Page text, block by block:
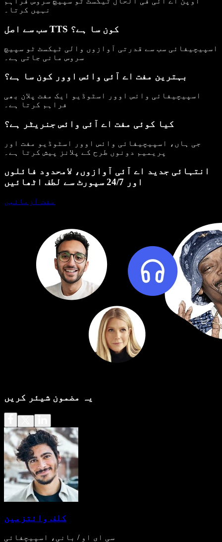
نہیں کرتا۔
سب سے اصل TTS کون سا ہے؟
اسپیچیفائی سب سے قدرتی آوازوں والی ٹیکسٹ ٹو سپیچ
سروس مانی جاتی ہے۔
بہترین مفت اے آئی وائس اوور کون سا ہے؟
اسپیچیفائی وائس اوور اسٹوڈیو ایک مفت پلان بھی
فراہم کرتا ہے۔
کیا کوئی مفت اے آئی وائس جنریٹر ہے؟
جی ہاں، اسپیچیفائی وائس اوور اسٹوڈیو مفت اور
پریمیم دونوں طرح کے پلانز پیش کرتا ہے۔
انتہائی جدید اے آئی آوازوں، لامحدود فائلوں
اور 24/7 سپورٹ سے لطف اٹھائیں
مفت آزمائیں
یہ مضمون شیئر کریں
کلف وائتزمین
سی ای او / بانی، اسپیچفائی